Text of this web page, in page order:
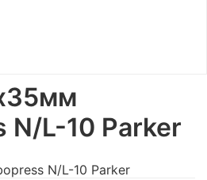
N/L-10 Parker
N/L-10 Parker